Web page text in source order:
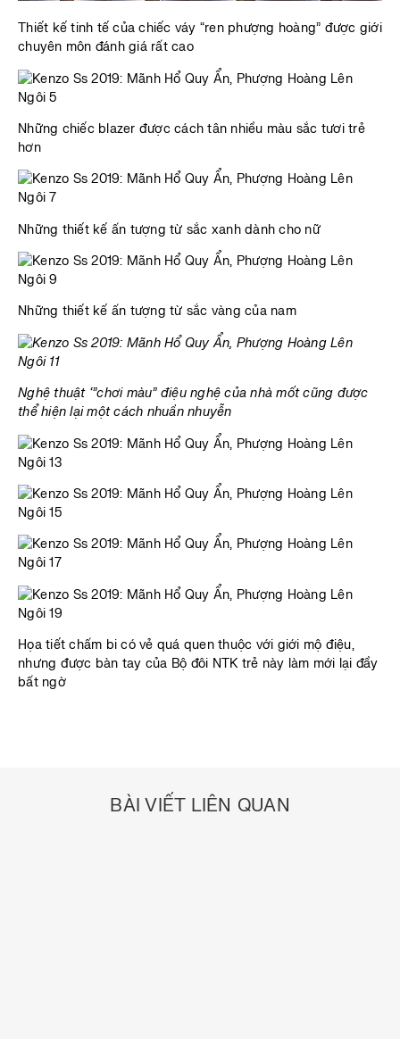
Thiết kế tinh tế của chiếc váy “ren phượng hoàng” được giới
chuyên môn đánh giá rất cao
Những chiếc blazer được cách tân nhiều màu sắc tươi trẻ
hơn
Những thiết kế ấn tượng từ sắc xanh dành cho nữ
Những thiết kế ấn tượng từ sắc vàng của nam
Nghệ thuật ‘”chơi màu” điệu nghệ của nhà mốt cũng được
thể hiện lại một cách nhuần nhuyễn
Họa tiết chấm bi có vẻ quá quen thuộc với giới mộ điệu,
nhưng được bàn tay của Bộ đôi NTK trẻ này làm mới lại đầy
bất ngờ
BÀI VIẾT LIÊN QUAN